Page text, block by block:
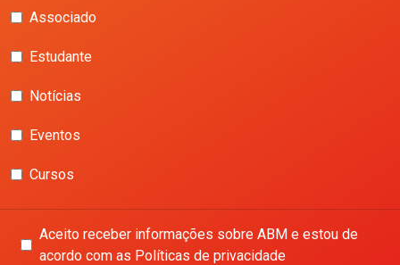
Associado
Estudante
Notícias
Eventos
Cursos
Aceito receber informações sobre ABM e estou de
acordo com as Políticas de privacidade